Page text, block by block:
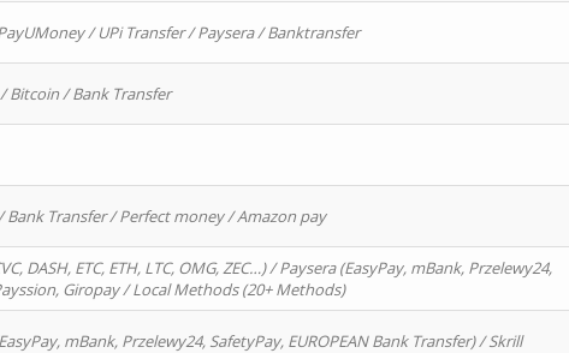
/ UPi Transfer / Paysera / Banktransfer
Bitcoin / Bank Transfer
Transfer / Perfect money / Amazon pay
DASH, ETC, ETH, LTC, OMG, ZEC…) / Paysera (EasyPay, mBank, Przelewy24,
Giropay / Local Methods (20+ Methods)
mBank, Przelewy24, SafetyPay, EUROPEAN Bank Transfer) / Skrill